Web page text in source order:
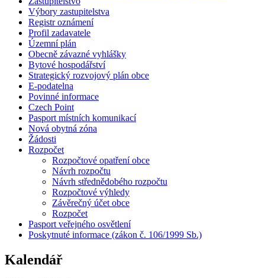
Výbory zastupitelstva
Registr oznámení
Profil zadavatele
Územní plán
Obecně závazné vyhlášky
Bytové hospodářství
Strategický rozvojový plán obce
E-podatelna
Povinné informace
Czech Point
Pasport místních komunikací
Nová obytná zóna
Žádosti
Rozpočet
Rozpočtové opatření obce
Návrh rozpočtu
Návrh střednědobého rozpočtu
Rozpočtové výhledy
Závěrečný účet obce
Rozpočet
Pasport veřejného osvětlení
Poskytnuté informace (zákon č. 106/1999 Sb.)
Kalendář